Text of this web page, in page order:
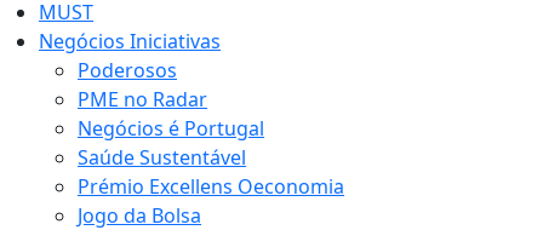
MUST
Negócios Iniciativas
Poderosos
PME no Radar
Negócios é Portugal
Saúde Sustentável
Prémio Excellens Oeconomia
Jogo da Bolsa